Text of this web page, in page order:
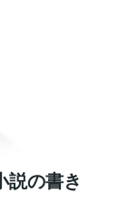
の書き